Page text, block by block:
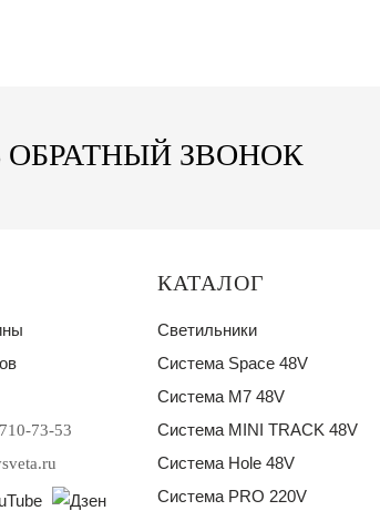
ОБРАТНЫЙ ЗВОНОК
КАТАЛОГ
Светильники
Система Space 48V
Система M7 48V
Система MINI TRACK 48V
Система Hole 48V
Система PRO 220V
73-53